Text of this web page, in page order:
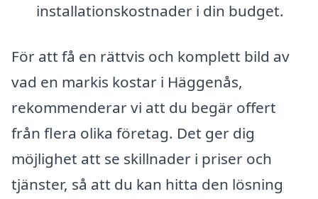
installationskostnader i din budget.
För att få en rättvis och komplett bild av
vad en markis kostar i Häggenås,
rekommenderar vi att du begär offert
från flera olika företag. Det ger dig
möjlighet att se skillnader i priser och
tjänster, så att du kan hitta den lösning